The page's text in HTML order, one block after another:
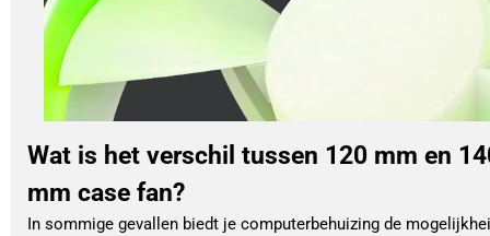
Wat is het verschil tussen 120 mm en
mm case fan?
In sommige gevallen biedt je computerbehuizing de